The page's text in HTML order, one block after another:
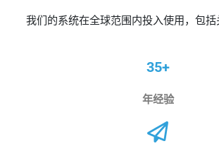
我们的系统在全球范围内投入使用，包括
35+
年经验